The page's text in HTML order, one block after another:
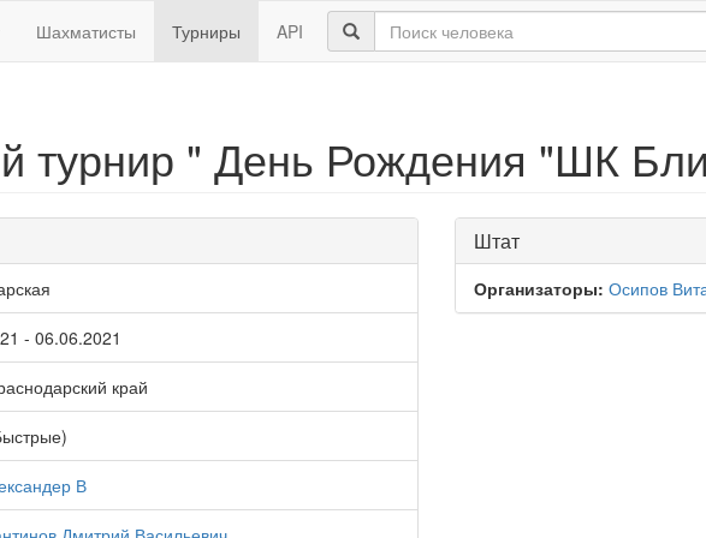
Шахматисты Турниры API
турнир " День Рождения "ШК
- 06.06.2021
край
В
Штат
Организаторы: Осипов